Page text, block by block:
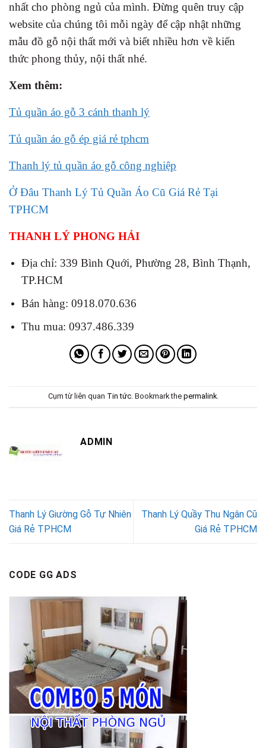
nhất cho phòng ngủ của mình. Đừng quên truy cập
website của chúng tôi mỗi ngày để cập nhật những
mẫu đồ gỗ nội thất mới và biết nhiều hơn về kiến
thức phong thủy, nội thất nhé.
Xem thêm:
Tủ quần áo gỗ 3 cánh thanh lý
Tủ quần áo gỗ ép giá rẻ tphcm
Thanh lý tủ quần áo gỗ công nghiệp
Ở Đâu Thanh Lý Tủ Quần Áo Cũ Giá Rẻ Tại
TPHCM
THANH LÝ PHONG HẢI
Địa chỉ: 339 Bình Quới, Phường 28, Bình Thạnh,
TP.HCM
Bán hàng: 0918.070.636
Thu mua: 0937.486.339
Cụm từ liên quan Tin tức. Bookmark the permalink.
ADMIN
Thanh Lý Giường Gỗ Tự Nhiên
Giá Rẻ TPHCM
Thanh Lý Quầy Thu Ngân Cũ
Giá Rẻ TPHCM
CODE GG ADS